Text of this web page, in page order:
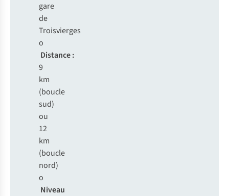
gare
de
Troisvierges
o
Distance :
9
km
(boucle
sud)
ou
12
km
(boucle
nord)
o
Niveau